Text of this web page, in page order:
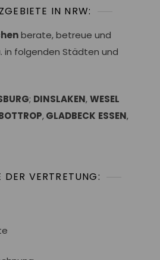
IN NRW:
berate, betreue und
in folgenden Städten und
; DINSLAKEN,WESEL
,GLADBECK ESSEN,
DER VERTRETUNG: